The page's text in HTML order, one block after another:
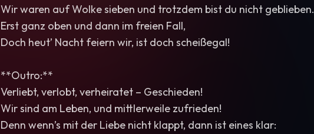
Wir waren auf Wolke sieben und trotzdem bist du nicht geblieben.
Erst ganz oben und dann im freien Fall,
Doch heut’ Nacht feiern wir, ist doch scheißegal!
**Outro:**
Verliebt, verlobt, verheiratet – Geschieden!
Wir sind am Leben, und mittlerweile zufrieden!
Denn wenn’s mit der Liebe nicht klappt, dann ist eines klar: